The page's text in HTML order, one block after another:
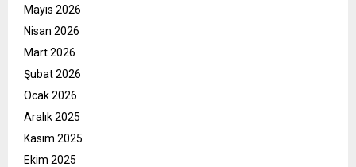
Mayıs 2026
Nisan 2026
Mart 2026
Şubat 2026
Ocak 2026
Aralık 2025
Kasım 2025
Ekim 2025